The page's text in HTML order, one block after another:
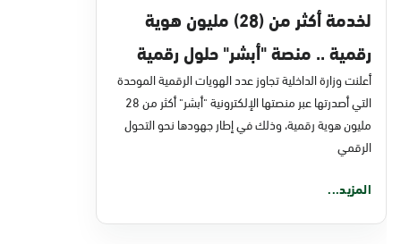
لخدمة أكثر من (28) مليون هوية
رقمية .. منصة "أبشر" حلول رقمية
تسابق الزمن
أعلنت وزارة الداخلية تجاوز عدد الهويات الرقمية الموحدة
التي أصدرتها عبر منصتها الإلكترونية "أبشر" أكثر من 28
مليون هوية رقمية، وذلك في إطار جهودها نحو التحول
الرقمي
المزيد...